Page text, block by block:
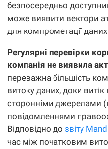
безпосередньо
може виявити вектори
для компрометації даних.
Регулярні перевірки
компанія не виявила
переважна більшість
витоку даних, доки
сторонніми джерелами
повідомленнями
Відповідно до звіту
час між початковим